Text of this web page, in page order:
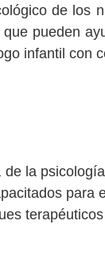
de los
pueden
infantil con
la
para